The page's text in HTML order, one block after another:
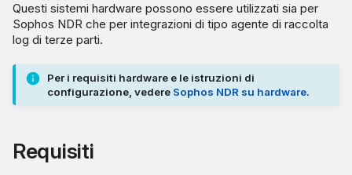
Questi sistemi hardware possono essere utilizzati sia per
Sophos NDR che per integrazioni di tipo agente di raccolta
log di terze parti.
Per i requisiti hardware e le istruzioni di
configurazione, vedere Sophos NDR su hardware.
Requisiti